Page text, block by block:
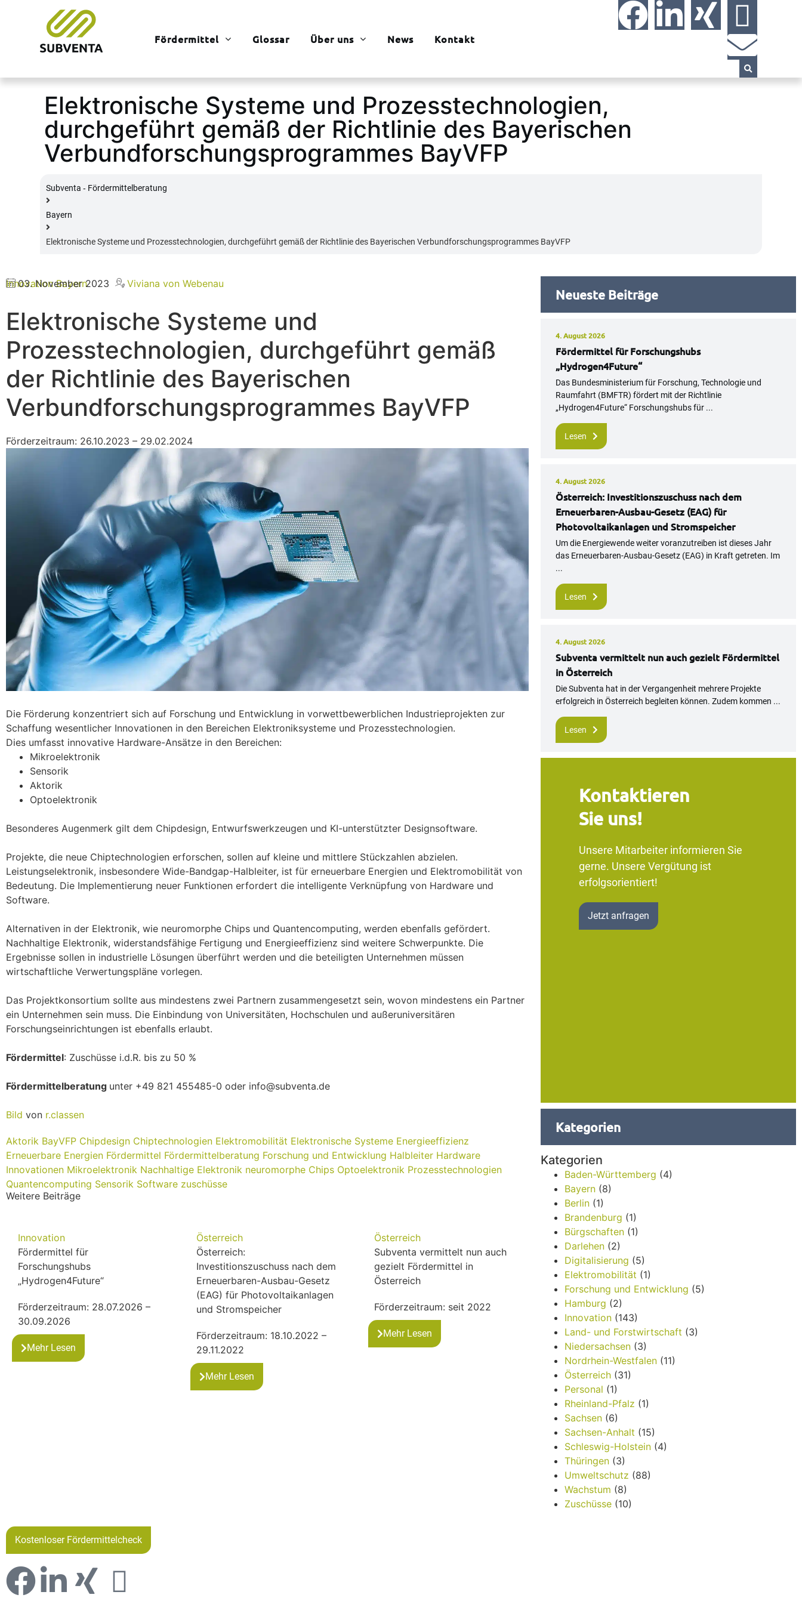
Fördermittel Glossar Über uns News Kontakt
Elektronische Systeme und Prozesstechnologien,
durchgeführt gemäß der Richtlinie des Bayerischen
Verbundforschungsprogrammes BayVFP
Subventa ‐ Fördermittelberatung
Bayern
Elektronische Systeme und Prozesstechnologien, durchgeführt gemäß der Richtlinie des Bayerischen Verbundforschungsprogrammes BayVFP
Innovation Bayern
03. November 2023 Viviana von Webenau
Elektronische Systeme und
Prozesstechnologien, durchgeführt gemäß
der Richtlinie des Bayerischen
Verbundforschungsprogrammes BayVFP
Förderzeitraum: 26.10.2023 – 29.02.2024
Die Förderung konzentriert sich auf Forschung und Entwicklung in vorwettbewerblichen Industrieprojekten zur
Schaffung wesentlicher Innovationen in den Bereichen Elektroniksysteme und Prozesstechnologien.
Dies umfasst innovative Hardware-Ansätze in den Bereichen:
Mikroelektronik
Sensorik
Aktorik
Optoelektronik
Besonderes Augenmerk gilt dem Chipdesign, Entwurfswerkzeugen und KI-unterstützter Designsoftware.
Projekte, die neue Chiptechnologien erforschen, sollen auf kleine und mittlere Stückzahlen abzielen.
Leistungselektronik, insbesondere Wide-Bandgap-Halbleiter, ist für erneuerbare Energien und Elektromobilität von
Bedeutung. Die Implementierung neuer Funktionen erfordert die intelligente Verknüpfung von Hardware und
Software.
Alternativen in der Elektronik, wie neuromorphe Chips und Quantencomputing, werden ebenfalls gefördert.
Nachhaltige Elektronik, widerstandsfähige Fertigung und Energieeffizienz sind weitere Schwerpunkte. Die
Ergebnisse sollen in industrielle Lösungen überführt werden und die beteiligten Unternehmen müssen
wirtschaftliche Verwertungspläne vorlegen.
Das Projektkonsortium sollte aus mindestens zwei Partnern zusammengesetzt sein, wovon mindestens ein Partner
ein Unternehmen sein muss. Die Einbindung von Universitäten, Hochschulen und außeruniversitären
Forschungseinrichtungen ist ebenfalls erlaubt.
Fördermittel: Zuschüsse i.d.R. bis zu 50 %
Fördermittelberatung unter +49 821 455485-0 oder info@subventa.de
Bild von r.classen
Aktorik BayVFP Chipdesign Chiptechnologien Elektromobilität Elektronische Systeme Energieeffizienz
Erneuerbare Energien Fördermittel Fördermittelberatung Forschung und Entwicklung Halbleiter Hardware
Innovationen Mikroelektronik Nachhaltige Elektronik neuromorphe Chips Optoelektronik Prozesstechnologien
Quantencomputing Sensorik Software zuschüsse
Weitere Beiträge
Innovation
Fördermittel für
Forschungshubs
„Hydrogen4Future“
Förderzeitraum: 28.07.2026 –
30.09.2026
Mehr Lesen
Österreich
Österreich:
Investitionszuschuss nach dem
Erneuerbaren-Ausbau-Gesetz
(EAG) für Photovoltaikanlagen
und Stromspeicher
Förderzeitraum: 18.10.2022 –
29.11.2022
Mehr Lesen
Österreich
Subventa vermittelt nun auch
gezielt Fördermittel in
Österreich
Förderzeitraum: seit 2022
Mehr Lesen
Neueste Beiträge
4. August 2026
Fördermittel für Forschungshubs
„Hydrogen4Future“
Das Bundesministerium für Forschung, Technologie und
Raumfahrt (BMFTR) fördert mit der Richtlinie
„Hydrogen4Future“ Forschungshubs für ...
Lesen
4. August 2026
Österreich: Investitionszuschuss nach dem
Erneuerbaren-Ausbau-Gesetz (EAG) für
Photovoltaikanlagen und Stromspeicher
Um die Energiewende weiter voranzutreiben ist dieses Jahr
das Erneuerbaren-Ausbau-Gesetz (EAG) in Kraft getreten. Im
...
Lesen
4. August 2026
Subventa vermittelt nun auch gezielt Fördermittel
in Österreich
Die Subventa hat in der Vergangenheit mehrere Projekte
erfolgreich in Österreich begleiten können. Zudem kommen ...
Lesen
Kontaktieren
Sie uns!
Unsere Mitarbeiter informieren Sie
gerne. Unsere Vergütung ist
erfolgsorientiert!
Jetzt anfragen
Kategorien
Kategorien
Baden-Württemberg (4)
Bayern(8)
Berlin(1)
Brandenburg (1)
Bürgschaften(1)
Darlehen(2)
Digitalisierung (5)
Elektromobilität (1)
Forschung und Entwicklung (5)
Hamburg (2)
Innovation(143)
Land- und Forstwirtschaft (3)
Niedersachsen(3)
Nordrhein-Westfalen(11)
Österreich(31)
Personal (1)
Rheinland-Pfalz (1)
Sachsen(6)
Sachsen-Anhalt (15)
Schleswig-Holstein(4)
Thüringen(3)
Umweltschutz (88)
Wachstum (8)
Zuschüsse(10)
Kostenloser Fördermittelcheck